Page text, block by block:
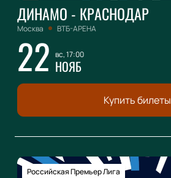
ДИНАМО - КРАСНОДАР
Москва ВТБ-АРЕНА
22 вс, 17:00
НОЯБ
Купить билеты
Российская Премьер Лига